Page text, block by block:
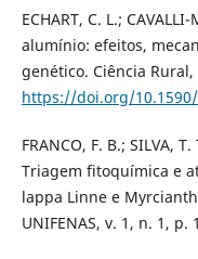
ECHART, C. L.;
alumínio: efeitos,
genético. Ciência Rural,
https://doi.org/10.1590/
FRANCO, F. B.; SILVA,
Triagem fitoquímica e
lappa Linne e
UNIFENAS, v. 1, n. 1, p.